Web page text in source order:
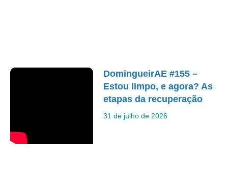
DomingueirAE #155 –
Estou limpo, e agora? As
etapas da recuperação
31 de julho de 2026